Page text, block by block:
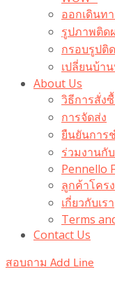
ออกเดินท
รูปภาพติด
กรอบรูปติ
เปลี่ยนบ้า
About Us
วิธีการสั่ง
การจัดส่ง
ยืนยันการ
ร่วมงานกับ
Pennello
ลูกค้าโคร
เกี่ยวกับเรา
Terms
Contact Us
สอบถาม Add Line